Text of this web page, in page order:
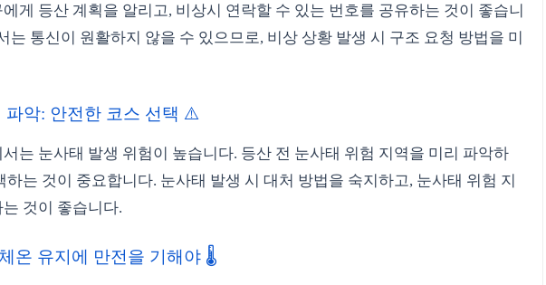
게 등산 계획을 알리고, 비상시 연락할 수 있는 번호를 공유하는 것이 좋습니
는 통신이 원활하지 않을 수 있으므로, 비상 상황 발생 시 구조 요청 방법을 미
파악: 안전한 코스 선택 ⚠️
는 눈사태 발생 위험이 높습니다. 등산 전 눈사태 위험 지역을 미리 파악하
하는 것이 중요합니다. 눈사태 발생 시 대처 방법을 숙지하고, 눈사태 위험 지
것이 좋습니다.
온 유지에 만전을 기해야 🌡️